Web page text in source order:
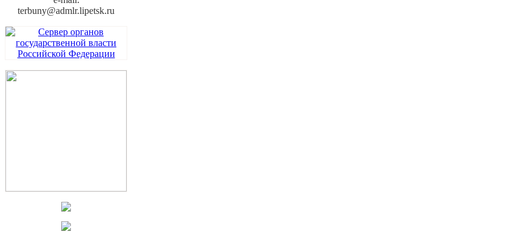
terbuny@admlr.lipetsk.ru